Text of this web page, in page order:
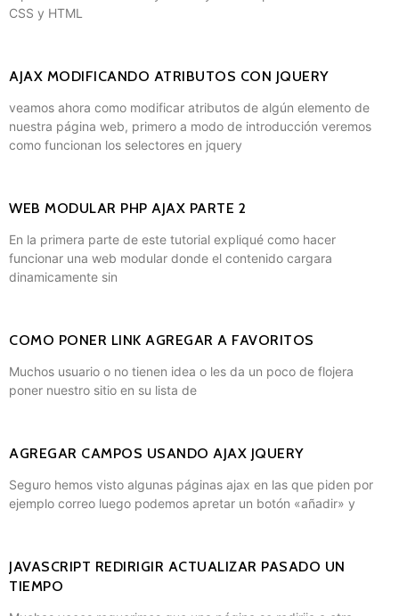
CSS y HTML
AJAX MODIFICANDO ATRIBUTOS CON JQUERY
veamos ahora como modificar atributos de algún elemento de
nuestra página web, primero a modo de introducción veremos
como funcionan los selectores en jquery
WEB MODULAR PHP AJAX PARTE 2
En la primera parte de este tutorial expliqué como hacer
funcionar una web modular donde el contenido cargara
dinamicamente sin
COMO PONER LINK AGREGAR A FAVORITOS
Muchos usuario o no tienen idea o les da un poco de flojera
poner nuestro sitio en su lista de
AGREGAR CAMPOS USANDO AJAX JQUERY
Seguro hemos visto algunas páginas ajax en las que piden por
ejemplo correo luego podemos apretar un botón «añadir» y
JAVASCRIPT REDIRIGIR ACTUALIZAR PASADO UN
TIEMPO